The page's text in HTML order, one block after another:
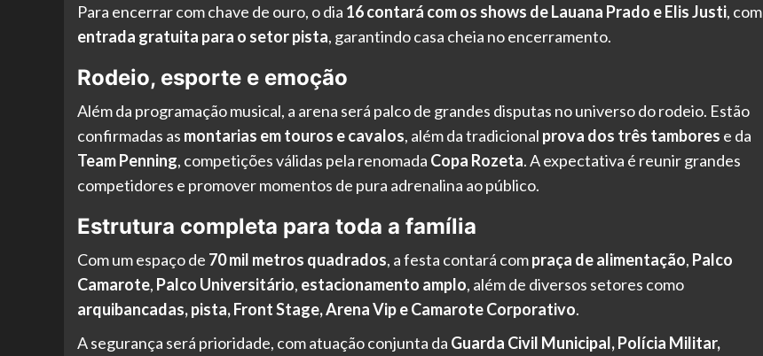
Para encerrar com chave de ouro, o dia 16 contará com os shows de Lauana Prado e Elis Justi, com
entrada gratuita para o setor pista, garantindo casa cheia no encerramento.
Rodeio, esporte e emoção
Além da programação musical, a arena será palco de grandes disputas no universo do rodeio. Estão
confirmadas as montarias em touros e cavalos, além da tradicional prova dos três tambores e da
Team Penning, competições válidas pela renomada Copa Rozeta. A expectativa é reunir grandes
competidores e promover momentos de pura adrenalina ao público.
Estrutura completa para toda a família
Com um espaço de 70 mil metros quadrados, a festa contará compraça de alimentação, Palco
Camarote, Palco Universitário, estacionamento amplo, além de diversos setores como
arquibancadas, pista, Front Stage, Arena Vip e Camarote Corporativo.
A segurança será prioridade, com atuação conjunta da Guarda Civil Municipal, Polícia Militar,